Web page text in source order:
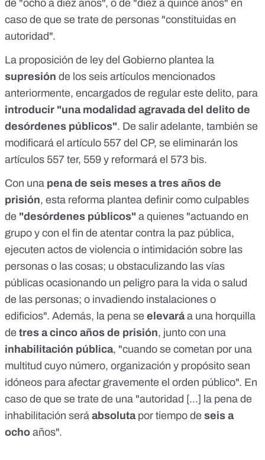
de "ocho a diez años", o de "diez a quince años" en
caso de que se trate de personas "constituidas en
autoridad".
La proposición de ley del Gobierno plantea la
supresión de los seis artículos mencionados
anteriormente, encargados de regular este delito, para
introducir "una modalidad agravada del delito de
desórdenes públicos". De salir adelante, también se
modificará el artículo 557 del CP, se eliminarán los
artículos 557 ter, 559 y reformará el 573 bis.
Con una pena de seis meses a tres años de
prisión, esta reforma plantea definir como culpables
de "desórdenes públicos" a quienes "actuando en
grupo y con el fin de atentar contra la paz pública,
ejecuten actos de violencia o intimidación sobre las
personas o las cosas; u obstaculizando las vías
públicas ocasionando un peligro para la vida o salud
de las personas; o invadiendo instalaciones o
edificios". Además, la pena se elevaráa una horquilla
de tres a cinco años de prisión, junto con una
inhabilitación pública, "cuando se cometan por una
multitud cuyo número, organización y propósito sean
idóneos para afectar gravemente el orden público". En
caso de que se trate de una "autoridad [...] la pena de
inhabilitación será absolutapor tiempo de seis a
ocho años".